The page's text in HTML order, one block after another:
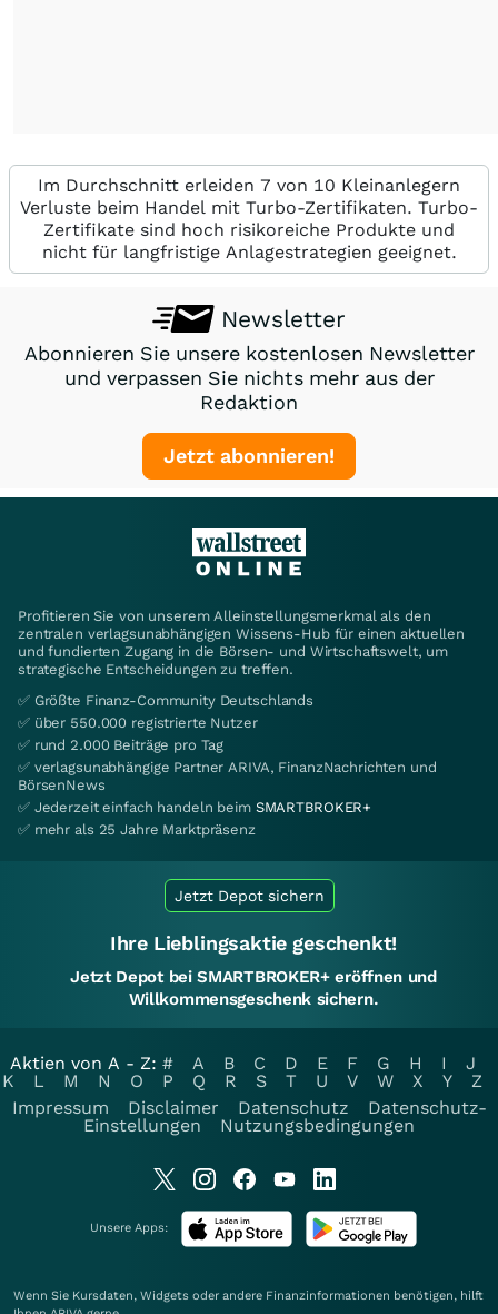
Im Durchschnitt erleiden 7 von 10 Kleinanlegern
Verluste beim Handel mit Turbo-Zertifikaten. Turbo-
Zertifikate sind hoch risikoreiche Produkte und
nicht für langfristige Anlagestrategien geeignet.
Newsletter
Abonnieren Sie unsere kostenlosen Newsletter
und verpassen Sie nichts mehr aus der
Redaktion
Jetzt abonnieren!
Profitieren Sie von unserem Alleinstellungsmerkmal als den
zentralen verlagsunabhängigen Wissens-Hub für einen aktuellen
und fundierten Zugang in die Börsen- und Wirtschaftswelt, um
strategische Entscheidungen zu treffen.
✅ Größte Finanz-Community Deutschlands
✅ über 550.000 registrierte Nutzer
✅ rund 2.000 Beiträge pro Tag
✅ verlagsunabhängige Partner ARIVA, FinanzNachrichten und
BörsenNews
✅ Jederzeit einfach handeln beim SMARTBROKER+
✅ mehr als 25 Jahre Marktpräsenz
Jetzt Depot sichern
Ihre Lieblingsaktie geschenkt!
Jetzt Depot bei SMARTBROKER+ eröffnen und
Willkommensgeschenk sichern.
Aktien von A - Z: # A B C D E F G H I
J
K
L M N O P Q R S T U V W X Y
Z
Impressum
Disclaimer Datenschutz
Datenschutz-
Einstellungen
Nutzungsbedingungen
Unsere Apps:
Wenn Sie Kursdaten, Widgets oder andere Finanzinformationen benötigen, hilft